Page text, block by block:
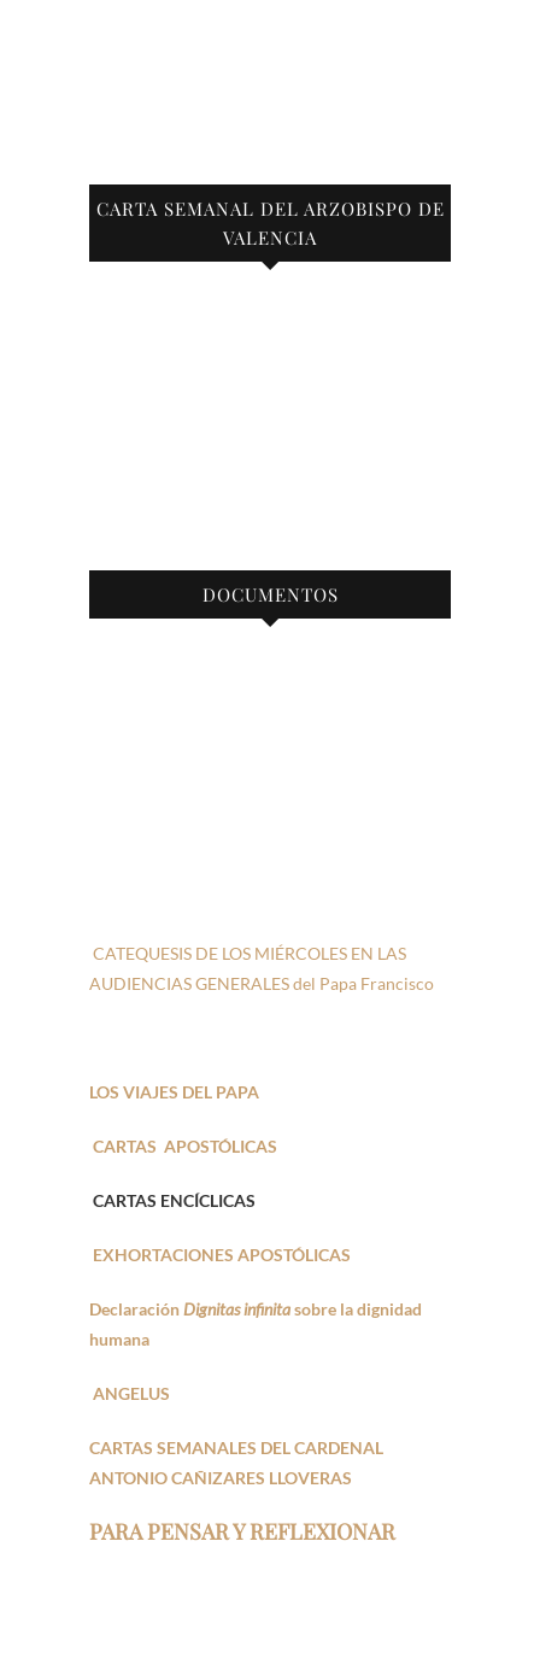
CARTA SEMANAL DEL ARZOBISPO DE
VALENCIA
DOCUMENTOS
CATEQUESIS DE LOS MIÉRCOLES EN LAS
AUDIENCIAS GENERALES del Papa Francisco
LOS VIAJES DEL PAPA
CARTAS APOSTÓLICAS
CARTAS ENCÍCLICAS
EXHORTACIONES APOSTÓLICAS
DeclaraciónDignitas infinitasobre la dignidad
humana
ANGELUS
CARTAS SEMANALES DEL CARDENAL
ANTONIO CAÑIZARES LLOVERAS
PARA PENSAR Y REFLEXIONAR